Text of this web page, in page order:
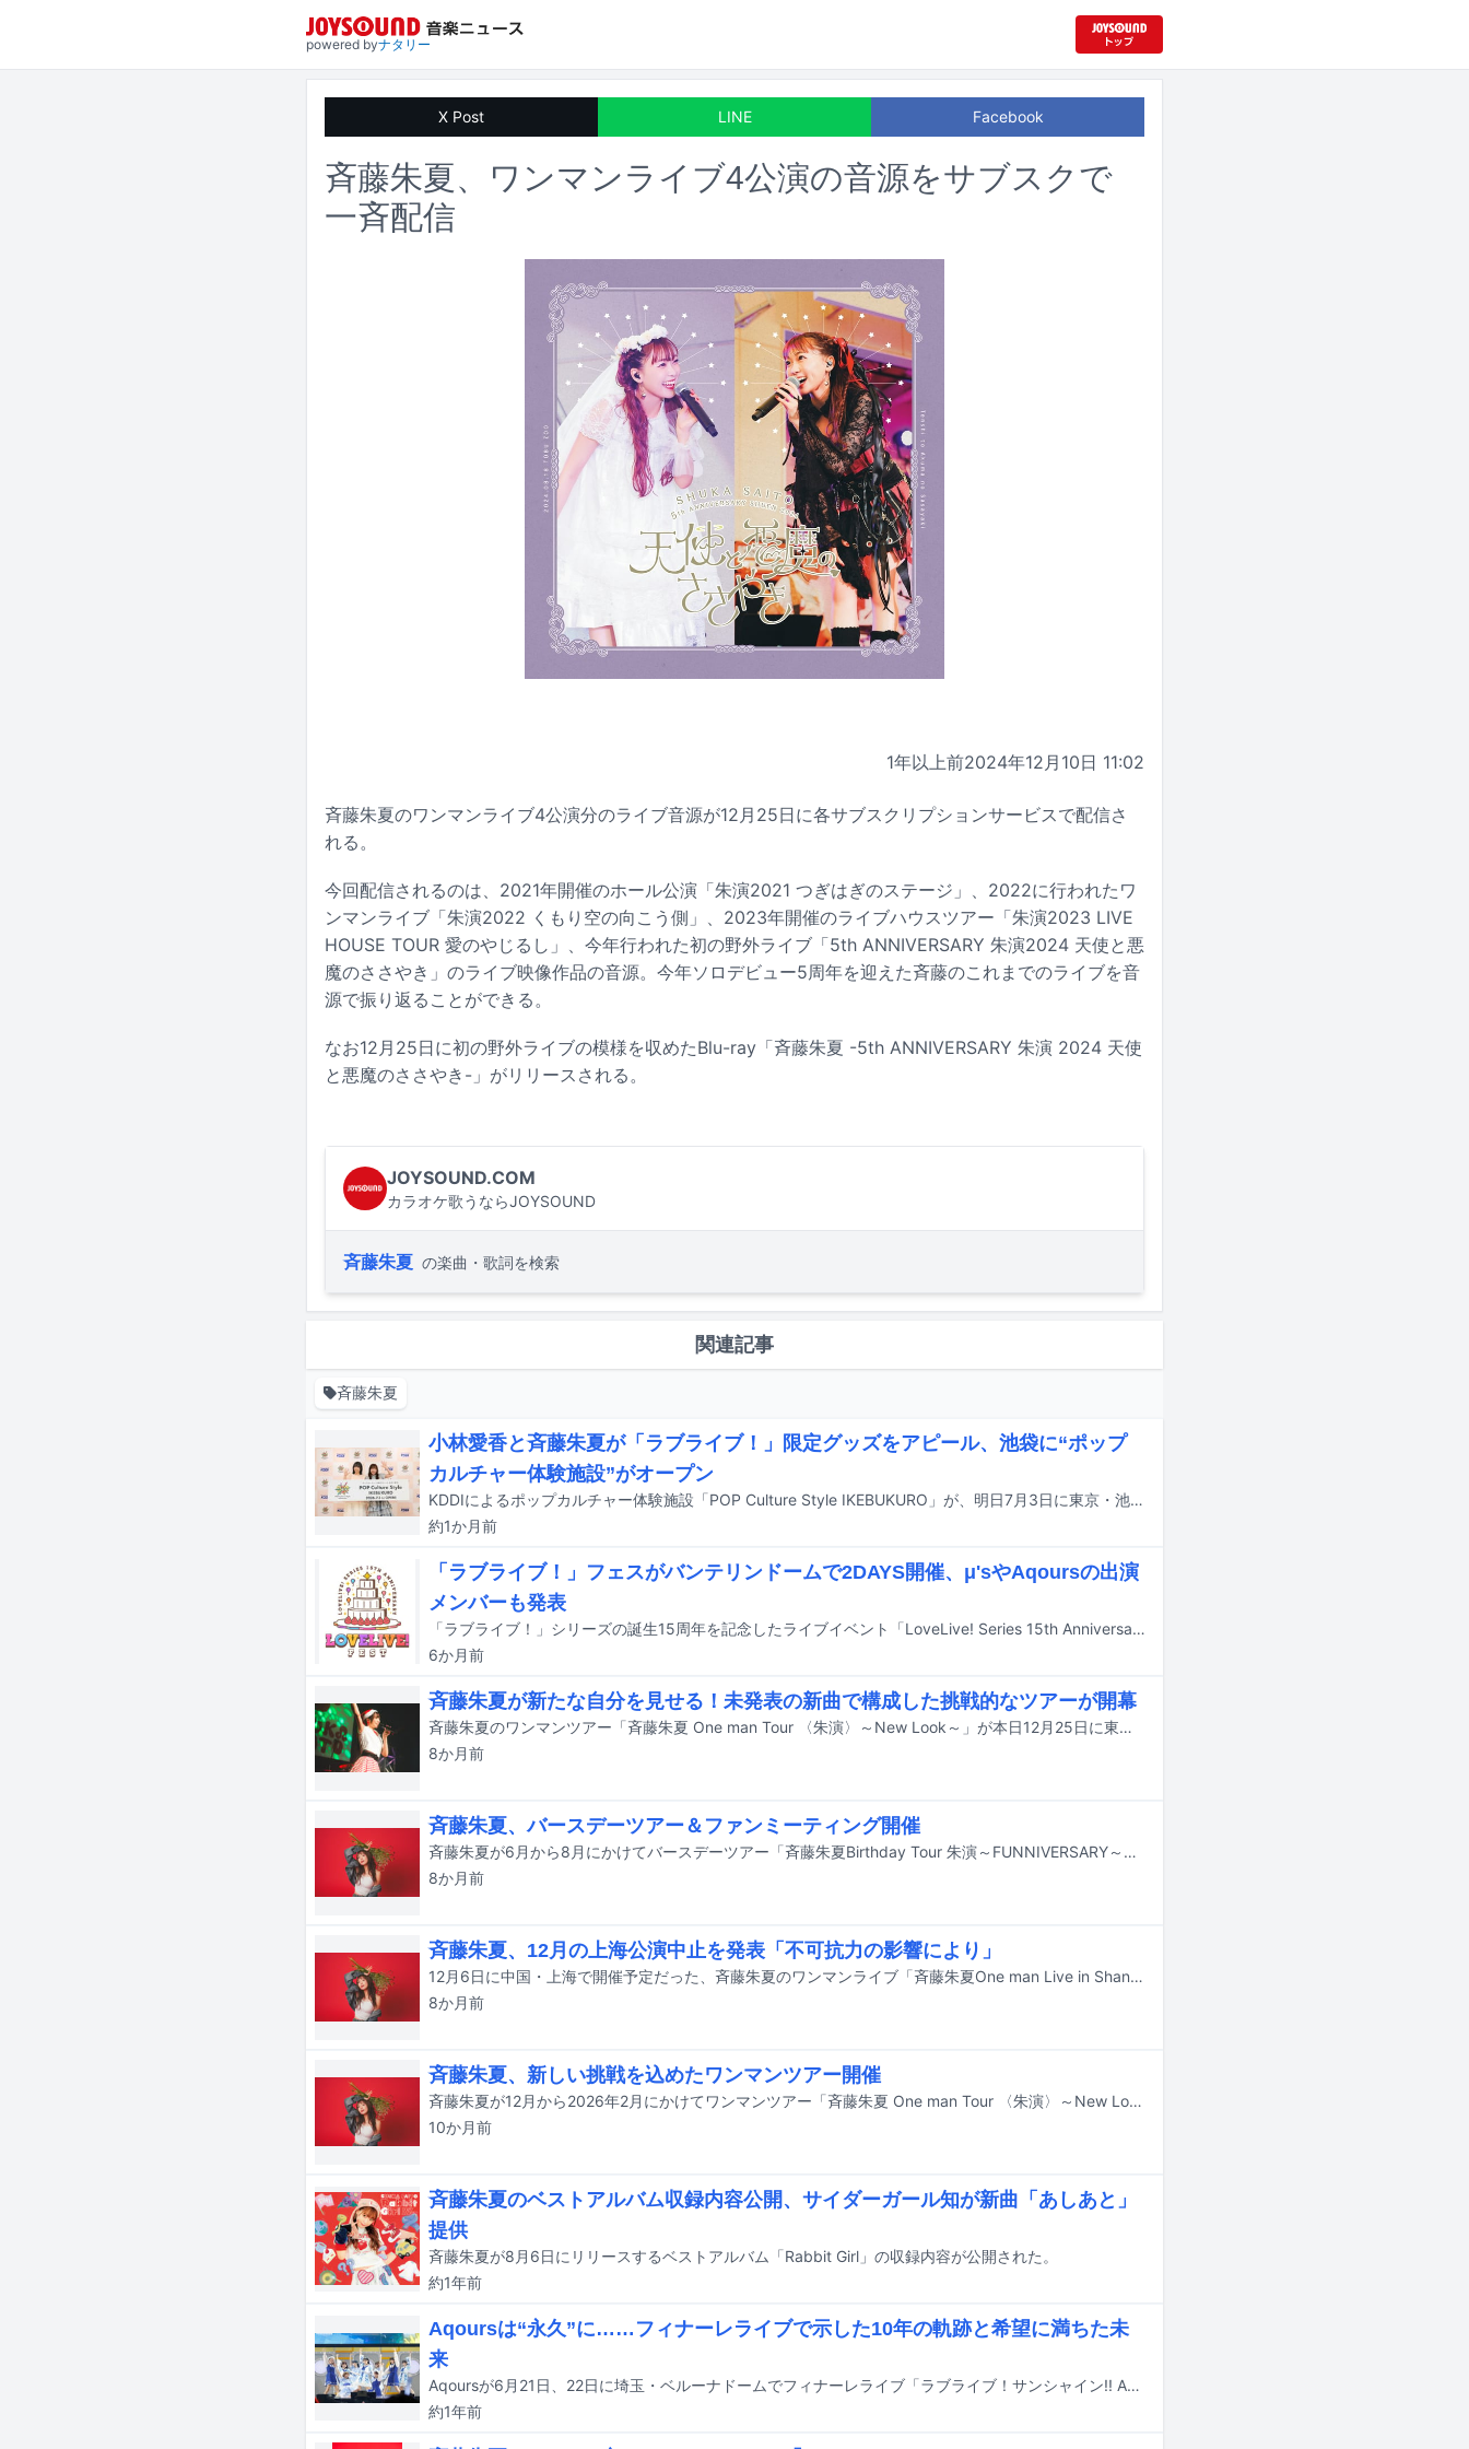
powered byナタリー
X Post LINE Facebook
斉藤朱夏、ワンマンライブ4公演の音源をサブスクで
一斉配信
1年以上前2024年12月10日 11:02
斉藤朱夏のワンマンライブ4公演分のライブ音源が12月25日に各サブスクリプションサービスで配信さ
れる。
今回配信されるのは、2021年開催のホール公演「朱演2021 つぎはぎのステージ」、2022に行われたワ
ンマンライブ「朱演2022 くもり空の向こう側」、2023年開催のライブハウスツアー「朱演2023 LIVE
HOUSE TOUR 愛のやじるし」、今年行われた初の野外ライブ「5th ANNIVERSARY 朱演2024 天使と悪
魔のささやき」のライブ映像作品の音源。今年ソロデビュー5周年を迎えた斉藤のこれまでのライブを音
源で振り返ることができる。
なお12月25日に初の野外ライブの模様を収めたBlu-ray「斉藤朱夏 -5th ANNIVERSARY 朱演 2024 天使
と悪魔のささやき-」がリリースされる。
JOYSOUND.COM
カラオケ歌うならJOYSOUND
斉藤朱夏 の楽曲・歌詞を検索
関連記事
斉藤朱夏
小林愛香と斉藤朱夏が「ラブライブ！」限定グッズをアピール、池袋に“ポップ
カルチャー体験施設”がオープン
KDDIによるポップカルチャー体験施設「POP Culture Style IKEBUKURO」が、明日7月3日に東京・池袋のau Style IKEBUKURO 2階にオープンする。これに先駆け、本日7月2日に同施設でオープニングイベントが開催された。
約1か月前
「ラブライブ！」フェスがバンテリンドームで2DAYS開催、μ'sやAqoursの出演
メンバーも発表
「ラブライブ！」シリーズの誕生15周年を記念したライブイベント「LoveLive! Series 15th Anniversary ラブライブ！フェス」の詳細が決定。11月14、15日に愛知・バンテリンドーム ナゴヤで開催される。
6か月前
斉藤朱夏が新たな自分を見せる！未発表の新曲で構成した挑戦的なツアーが開幕
斉藤朱夏のワンマンツアー「斉藤朱夏 One man Tour 〈朱演〉～New Look～」が本日12月25日に東京・日本橋三井ホールで開幕した。昼夜2部制のうち、この記事では昼公演の模様をレポートする。
8か月前
斉藤朱夏、バースデーツアー＆ファンミーティング開催
斉藤朱夏が6月から8月にかけてバースデーツアー「斉藤朱夏Birthday Tour 朱演～FUNNIVERSARY～」を開催する。
8か月前
斉藤朱夏、12月の上海公演中止を発表「不可抗力の影響により」
12月6日に中国・上海で開催予定だった、斉藤朱夏のワンマンライブ「斉藤朱夏One man Live in Shanghai ～青春→朱夏～」の中止が発表された。
8か月前
斉藤朱夏、新しい挑戦を込めたワンマンツアー開催
斉藤朱夏が12月から2026年2月にかけてワンマンツアー「斉藤朱夏 One man Tour 〈朱演〉～New Look～」を開催する。
10か月前
斉藤朱夏のベストアルバム収録内容公開、サイダーガール知が新曲「あしあと」
提供
斉藤朱夏が8月6日にリリースするベストアルバム「Rabbit Girl」の収録内容が公開された。
約1年前
Aqoursは“永久”に……フィナーレライブで示した10年の軌跡と希望に満ちた未
来
Aqoursが6月21日、22日に埼玉・ベルーナドームでフィナーレライブ「ラブライブ！サンシャイン!! Aqours Finale LoveLive! ～永久stage～」を開催した。この記事では昨日22日に行われた公演の模様をレポートする。
約1年前